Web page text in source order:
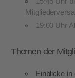
19:00 Uhr
Themen der
Einblicke in